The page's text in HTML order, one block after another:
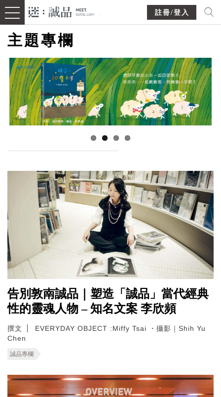
註冊/登入
主題專欄
告別敦南誠品｜塑造「誠品」當代經典
性的靈魂人物 – 知名文案 李欣頻
撰文
EVERYDAY OBJECT :Miffy Tsai ・攝影｜Shih Yu
Chen
誠品專欄